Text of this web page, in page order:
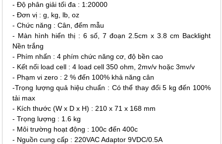
- Độ phân giải tối đa : 1:20000
- Đơn vị : g, kg, lb, oz
- Chức năng : Cân, đếm mẫu
- Màn hình hiển thị : 6 số, 7 đoạn 2.5cm x 3.8 cm Backlight
Nền trắng
- Phím nhấn : 4 phím chức năng cơ, độ bền cao
- Kết nối load cell : 4 load cell 350 ohm, 2mv/v hoặc 3mv/v
- Phạm vi zero : 2 % đến 100% khả năng cân
-Trọng lượng quả hiệu chuẩn : Có thể thay đổi 5 kg đến 100%
tải max
- Kích thước (W x D x H) : 210 x 71 x 168 mm
- Trọng lượng : 1.6 kg
- Môi trường hoạt động : 100c đến 400c
- Nguồn cung cấp : 220VAC Adaptor 9VDC/0.5A